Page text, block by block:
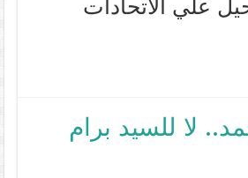
علي الاتحادات
لا للسيد برام